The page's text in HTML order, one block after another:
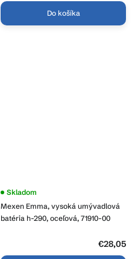
Do košíka
Mexen Emma, vysoká umývadlová
batéria h-290, oceľová, 71910-00
Skladom
€28,05